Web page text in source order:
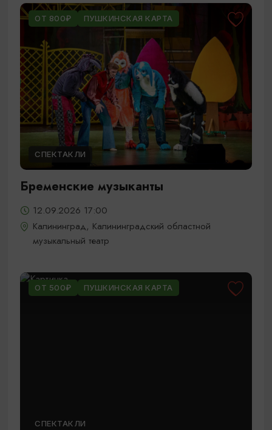
ОТ 800₽ ПУШКИНСКАЯ КАРТА
СПЕКТАКЛИ
Бременские музыканты
12.09.2026 17:00
Калининград, Калининградский областной
музыкальный театр
ОТ 500₽ ПУШКИНСКАЯ КАРТА
СПЕКТАКЛИ